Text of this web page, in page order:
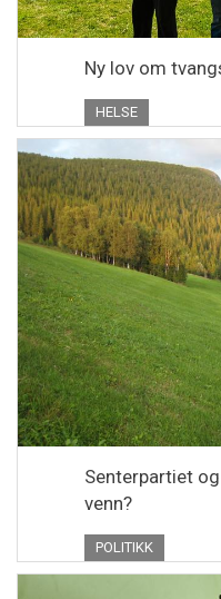
Ny lov om
HELSE
Senterpartiet
venn?
POLITIKK